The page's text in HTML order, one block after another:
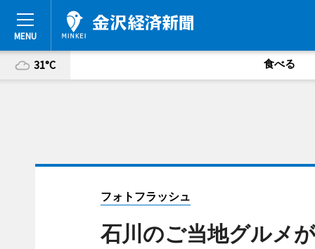
31°C 食べる
フォトフラッシュ
石川のご当地グルメ